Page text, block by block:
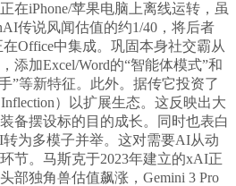
在iPhone/苹果电脑上离线运转，虽
传说风闻估值的约1/40，将后者
在Office中集成。巩固本身社交霸从
添加Excel/Word的“智能体模式”和
”等新特征。此外。据传它投资了
）以扩展生态。这反映出大
备摆设标的目的成长。同时也表白
为多模子并举。这对需要AI从动
节。马斯克于2023年建立的xAI正
部独角兽估值飙涨，Gemini 3 Pro